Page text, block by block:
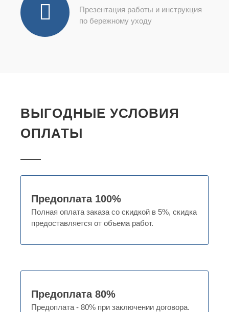
Презентация работы и инструкция
по бережному уходу
ВЫГОДНЫЕ УСЛОВИЯ
ОПЛАТЫ
Предоплата 100%
Полная оплата заказа со скидкой в 5%, скидка
предоставляется от объема работ.
Предоплата 80%
Предоплата - 80% при заключении договора.